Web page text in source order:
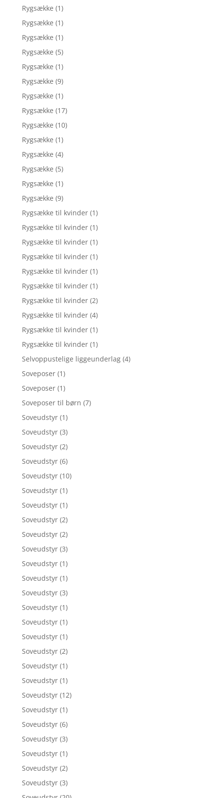
Rygsække (1)
Rygsække (1)
Rygsække (1)
Rygsække (5)
Rygsække (1)
Rygsække (9)
Rygsække (1)
Rygsække (17)
Rygsække (10)
Rygsække (1)
Rygsække (4)
Rygsække (5)
Rygsække (1)
Rygsække (9)
Rygsække til kvinder (1)
Rygsække til kvinder (1)
Rygsække til kvinder (1)
Rygsække til kvinder (1)
Rygsække til kvinder (1)
Rygsække til kvinder (1)
Rygsække til kvinder (2)
Rygsække til kvinder (4)
Rygsække til kvinder (1)
Rygsække til kvinder (1)
Selvoppustelige liggeunderlag (4)
Soveposer (1)
Soveposer (1)
Soveposer til børn (7)
Soveudstyr (1)
Soveudstyr (3)
Soveudstyr (2)
Soveudstyr (6)
Soveudstyr (10)
Soveudstyr (1)
Soveudstyr (1)
Soveudstyr (2)
Soveudstyr (2)
Soveudstyr (3)
Soveudstyr (1)
Soveudstyr (1)
Soveudstyr (3)
Soveudstyr (1)
Soveudstyr (1)
Soveudstyr (1)
Soveudstyr (2)
Soveudstyr (1)
Soveudstyr (1)
Soveudstyr (12)
Soveudstyr (1)
Soveudstyr (6)
Soveudstyr (3)
Soveudstyr (1)
Soveudstyr (2)
Soveudstyr (3)